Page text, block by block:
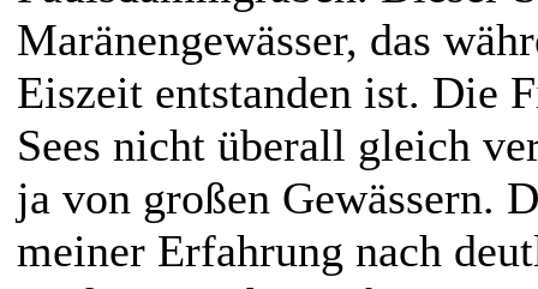
Maränengewässer, das
Eiszeit entstanden ist. Die
Sees nicht überall gleich
ja von großen Gewässern.
meiner Erfahrung nach